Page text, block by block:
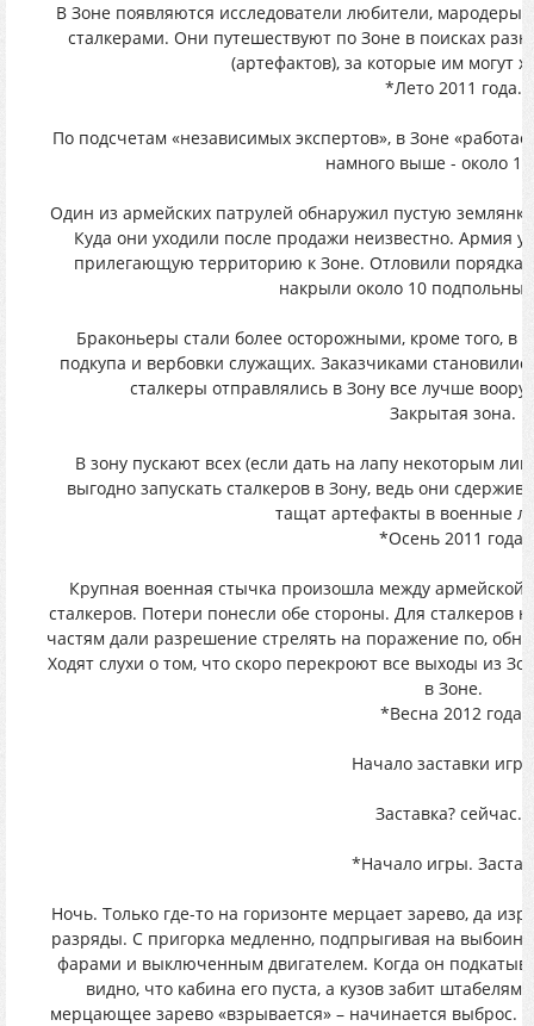
В Зоне появляются исследователи любители,
сталкерами. Они путешествуют по Зоне в поисках
(артефактов), за которые им могут
*Лето 2011 года.
По подсчетам «независимых экспертов», в Зоне
намного выше - около
Один из армейских патрулей обнаружил пустую
Куда они уходили после продажи неизвестно. Армия
прилегающую территорию к Зоне. Отловили порядка
накрыли около 10
Браконьеры стали более осторожными, кроме того, в
подкупа и вербовки служащих. Заказчиками
сталкеры отправлялись в Зону все лучше
Закрытая зона.
В зону пускают всех (если дать на лапу некоторым
выгодно запускать сталкеров в Зону, ведь они
тащат артефакты в военные
*Осень 2011 года.
Крупная военная стычка произошла между
сталкеров. Потери понесли обе стороны. Для сталкеров
частям дали разрешение стрелять на поражение по,
Ходят слухи о том, что скоро перекроют все выходы из
в Зоне.
*Весна 2012 года.
Начало заставки
Заставка? сейчас...
*Начало игры.
Ночь. Только где-то на горизонте мерцает зарево, да
разряды. С пригорка медленно, подпрыгивая на
фарами и выключенным двигателем. Когда он
видно, что кабина его пуста, а кузов забит
мерцающее зарево «взрывается» – начинается выброс.